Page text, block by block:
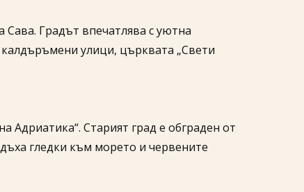
Градът впечатлява с уютна
улици, църквата „Свети
Адриатика“. Старият град е обграден от
гледки към морето и червените